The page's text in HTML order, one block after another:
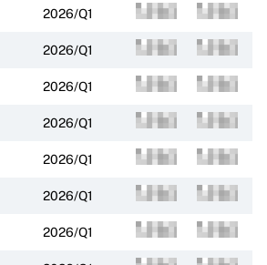
2026/Q1
2026/Q1
2026/Q1
2026/Q1
2026/Q1
2026/Q1
2026/Q1